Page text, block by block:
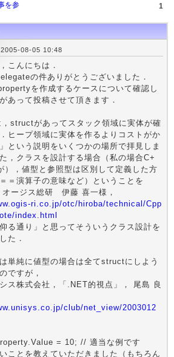
を参
1
08-05 10:48
こんにちは．
の件ありがとうございました．
を作成するケースについて確認し
あって投稿させて頂きます．
，structがあってスタック領域に実体が確
ヒープ領域に実体を作るよりコストがか
という説明をいくつかの場所で拝見しま
，クラスを設計する場合（私の場合C+
），値型と参照型は区別して定義した方
＝演算子の意味など）ということを
オージス総研 伊藤 喜一様，
ri.co.jp/otc/hiroba/technical/Cpp
index.html
る通り」と思ってそういうクラス設計を
た．
単純に値型の場合は全てstructにしよう
ですが，
ス株式会社，「.NET的視点」， 尾島 良
club/net_view/2003012
= 10; // 適当な例です
ことを教えていただきました（もちろん